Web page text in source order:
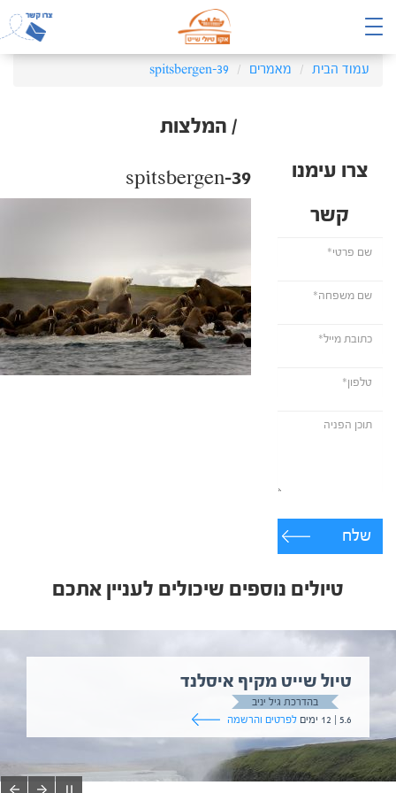
עמוד הבית מאמרים spitsbergen-39
/ המלצות
צרו עימנו
קשר
שלח
spitsbergen-39
טיולים נוספים שיכולים לעניין אתכם
טיול שייט מקיף איסלנד
בהדרכת גיל יניב
5.6 | 12 ימים
לפרטים והרשמה